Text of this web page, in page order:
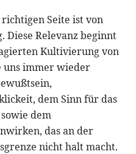
Seite ist von
Diese Relevanz beginnt
Kultivierung von
uns immer wieder
dem Sinn für das
dem
das an der
nicht halt macht.